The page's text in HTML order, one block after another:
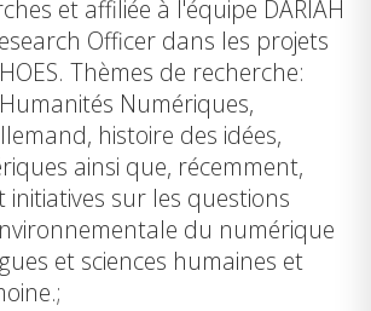
et affiliée à l'équipe DARIAH
Officer dans les projets
Thèmes de recherche:
Numériques,
histoire des idées,
ainsi que, récemment,
initiatives sur les questions
du numérique
et sciences humaines et